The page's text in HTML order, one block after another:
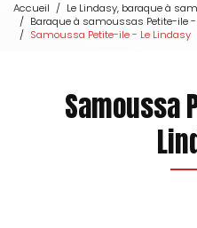
Accueil
Le Lindasy, baraque à
Baraque à samoussas Petite-ile -
Samoussa Petite-ile - Le Lindasy
Samoussa